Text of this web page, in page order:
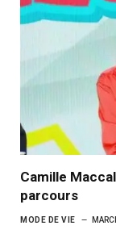
Camille
parcours
MODE DE VIE